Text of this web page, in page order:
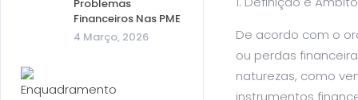
Problemas
Financeiros Nas PME
4 Março, 2026
De acordo com o
ou perdas
naturezas, como
instrumentos